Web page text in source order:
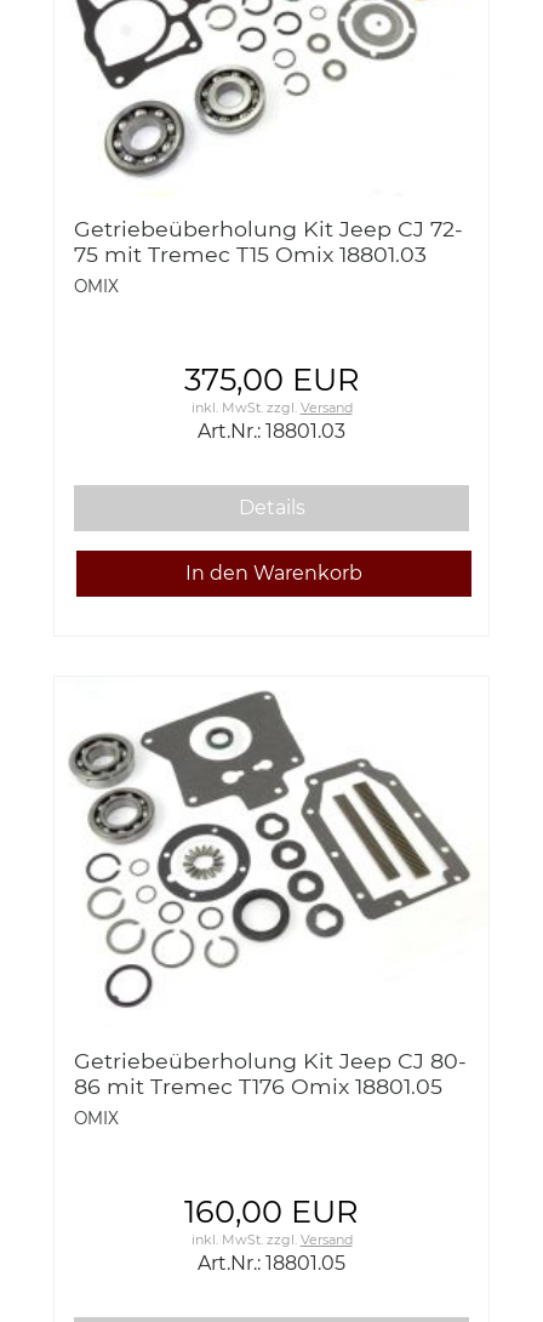
Getriebeüberholung Kit Jeep CJ 72-
75 mit Tremec T15 Omix 18801.03
Transmission Overhaul Kit, Tremec
OMIX
375,00 EUR
inkl. MwSt. zzgl. Versand
Art.Nr.: 18801.03
Details
Getriebeüberholung Kit Jeep CJ 80-
86 mit Tremec T176 Omix 18801.05
Transmission Overhaul Kit, T176, 80-
OMIX
160,00 EUR
inkl. MwSt.zzgl. Versand
Art.Nr.: 18801.05